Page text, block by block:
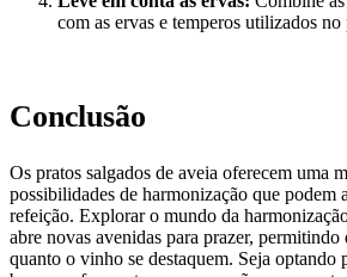
com as ervas e temperos utilizados
Conclusão
Os pratos salgados de aveia oferecem uma
possibilidades de harmonização que podem
refeição. Explorar o mundo da
abre novas avenidas para prazer, permitindo
quanto o vinho se destaquem. Seja